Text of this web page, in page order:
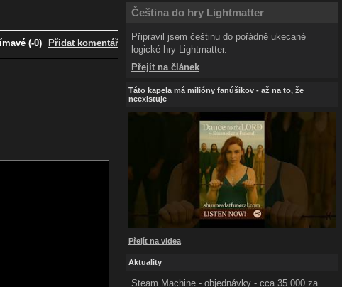
(-0) Přidat komentář
Čeština do hry Lightmatter
Připravil jsem češtinu do pořádně ukecané
logické hry Lightmatter.
Přejít na článek
Táto kapela má milióny fanúšikov - až na to, že
neexistuje
Přejít na videa
Aktuality
Steam Machine - objednávky - cca 35 000 za